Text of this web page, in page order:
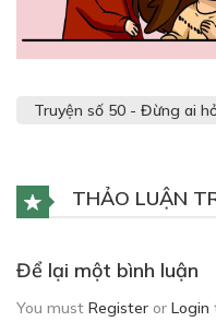
THẢO LUẬN
Để lại một bình luận
You must Register or Login